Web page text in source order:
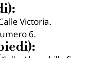
Victoria.
6.